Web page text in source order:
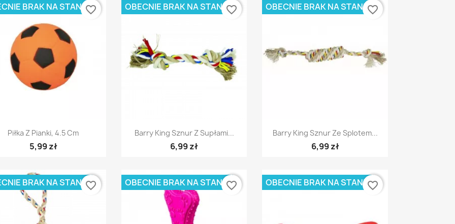
Szybki podgląd
Piłka Z Pianki, 4.5 Cm
5,99 zł
BRAK NA STANIEfavorite_border
Szybki podgląd
Barry King Sznur Z Supłami...
6,99 zł
OBECNIE BRAK NA STANIEfavorite_border
Szybki podgląd
Barry King Sznur Ze Splotem...
6,99 zł
OBECNIE BRAK NA STANIEfavorite_border
BRAK NA STANIEfavorite_border OBECNIE BRAK NA STANIEfavorite_border OBECNIE BRAK NA STANIEfavorite_border